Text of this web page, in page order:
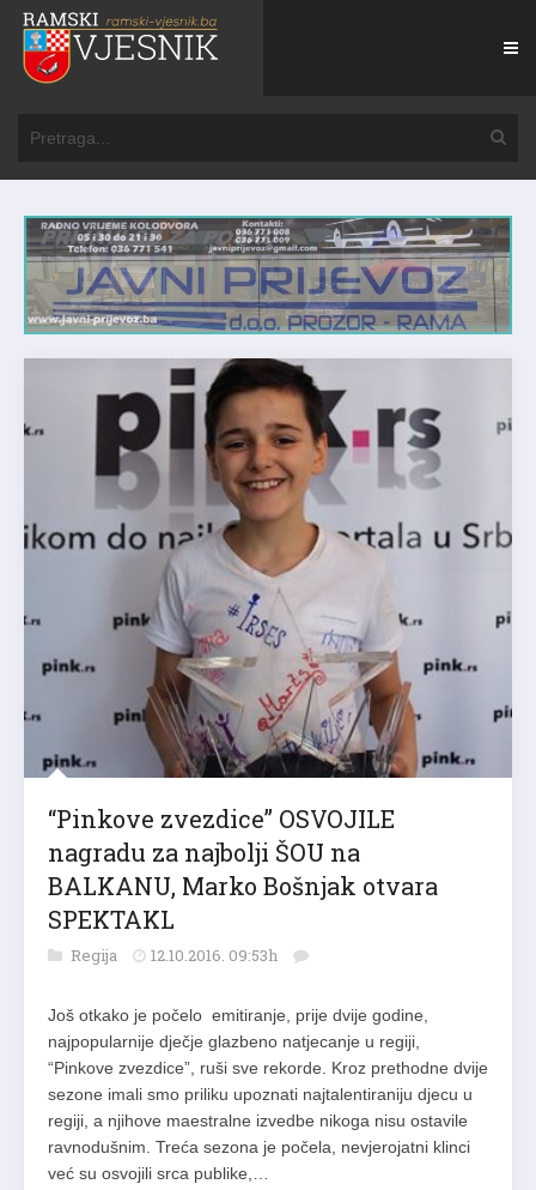
“Pinkove zvezdice” OSVOJILE
nagradu za najbolji ŠOU na
BALKANU, Marko Bošnjak otvara
SPEKTAKL
Regija 12.10.2016. 09:53h
Još otkako je počelo emitiranje, prije dvije godine,
najpopularnije dječje glazbeno natjecanje u regiji,
“Pinkove zvezdice”, ruši sve rekorde. Kroz prethodne dvije
sezone imali smo priliku upoznati najtalentiraniju djecu u
regiji, a njihove maestralne izvedbe nikoga nisu ostavile
ravnodušnim. Treća sezona je počela, nevjerojatni klinci
već su osvojili srca publike,…